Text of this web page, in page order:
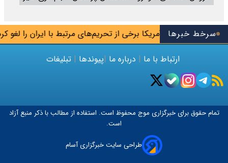
سرخط خبرهاآمریکا برخی از تحریم‌های مرتبط با ایران را لغو کرد
ارتباط با ما | درباره ما |پیوندها | تبلیغات
تمام حقوق برای خبرگزاری موج محفوظ است. استفاده از مطالب با ذکر منبع آزاد
است.
طراحی سایت خبرگزاری آسام